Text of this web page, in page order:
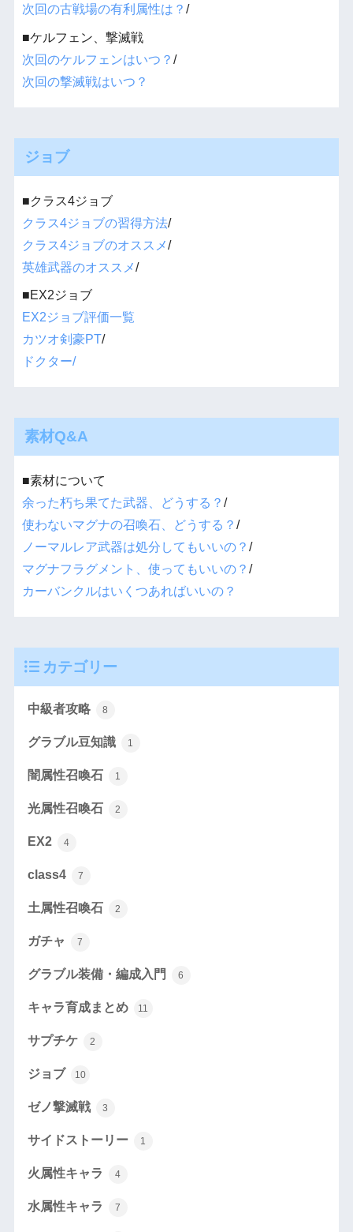
次回の古戦場の有利属性は？ /
■ケルフェン、撃滅戦
次回のケルフェンはいつ？ /
次回の撃滅戦はいつ？
ジョブ
■クラス4ジョブ
クラス4ジョブの習得方法/
クラス4ジョブのオススメ/
英雄武器のオススメ/
■EX2ジョブ
EX2ジョブ評価一覧
カツオ剣豪PT/
ドクター/
素材Q&A
■素材について
余った朽ち果てた武器、どうする？ /
使わないマグナの召喚石、どうする？ /
ノーマルレア武器は処分してもいいの？ /
マグナフラグメント、使ってもいいの？ /
カーバンクルはいくつあればいいの？
カテゴリー
中級者攻略 8
グラブル豆知識 1
闇属性召喚石 1
光属性召喚石 2
EX2 4
class4 7
土属性召喚石 2
ガチャ 7
グラブル装備・編成入門 6
キャラ育成まとめ 11
サプチケ 2
ジョブ 10
ゼノ撃滅戦 3
サイドストーリー 1
火属性キャラ 4
水属性キャラ 7